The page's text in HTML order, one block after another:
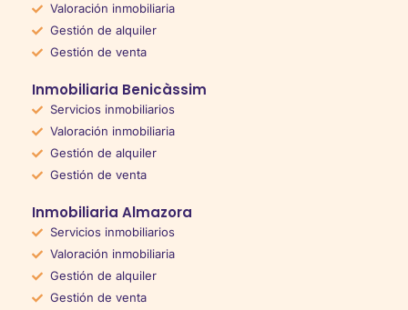
Valoración inmobiliaria
Gestión de alquiler
Gestión de venta
Inmobiliaria Benicàssim
Servicios inmobiliarios
Valoración inmobiliaria
Gestión de alquiler
Gestión de venta
Inmobiliaria Almazora
Servicios inmobiliarios
Valoración inmobiliaria
Gestión de alquiler
Gestión de venta